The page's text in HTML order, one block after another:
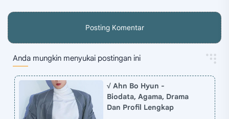
Posting Komentar
Anda mungkin menyukai postingan ini
√ Ahn Bo Hyun -
Biodata, Agama, Drama
Dan Profil Lengkap